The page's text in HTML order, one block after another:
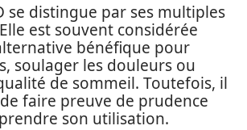
se distingue par ses multiples
est souvent considérée
bénéfique pour
soulager les douleurs ou
de sommeil. Toutefois, il
faire preuve de prudence
son utilisation.